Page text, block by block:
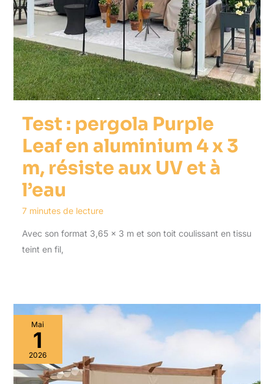
Test : pergola Purple
Leaf en aluminium 4 x 3
m, résiste aux UV et à
l’eau
7 minutes de lecture
Avec son format 3,65 x 3 m et son toit coulissant en tissu
teint en fil,
Mai
1
2026